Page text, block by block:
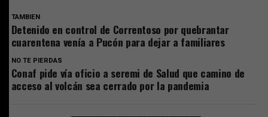
TAMBIEN
Detenido en control de Correntoso por quebrantar
cuarentena venía a Pucón para dejar a familiares
NO TE PIERDAS
Conaf pide vía oficio a seremi de Salud que camino de
acceso al volcán sea cerrado por la pandemia